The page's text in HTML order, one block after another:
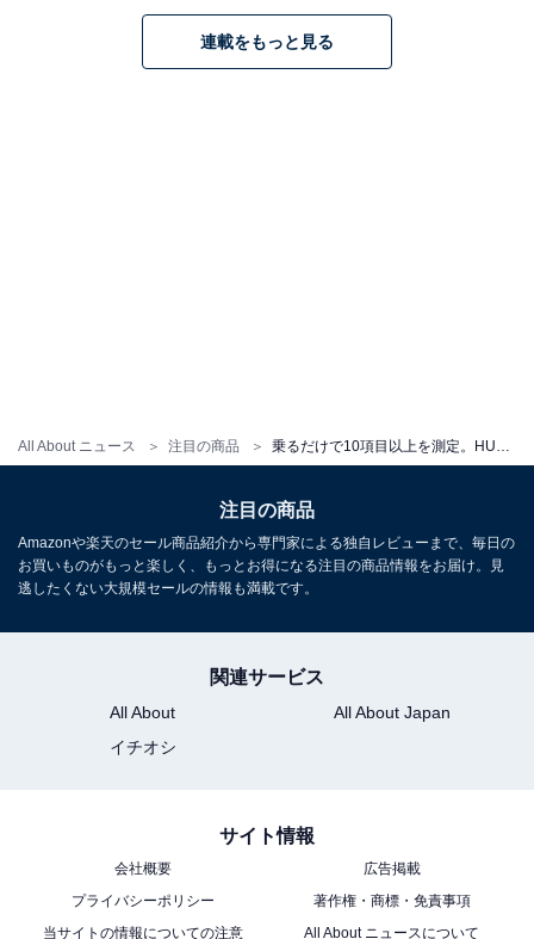
All About ニュース 注目の商品
「Scale 3 Bluetooth Edition」はAmazonや楽天
で購入できる
HUAWEI Scale 3 Bluetooth Edition フロスティホワイト
Amazonで見る
楽天市場で「Scale 3 Bluetooth Edition」を見る
毎日のボディチェックとスマートな数値管理で健康習慣
をサポートしてくれる高機能体組成計。気になる人はぜ
ひチェックしてみてください。
連載をもっと見る
注目の商品
Amazonや楽天のセール商品紹介から専門家による独自レビューまで、毎日の
お買いものがもっと楽しく、もっとお得になる注目の商品情報をお届け。見
逃したくない大規模セールの情報も満載です。
関連サービス
All About
All About Japan
イチオシ
サイト情報
会社概要
広告掲載
プライバシーポリシー
著作権・商標・免責事項
当サイトの情報についての注意
All About ニュースについて